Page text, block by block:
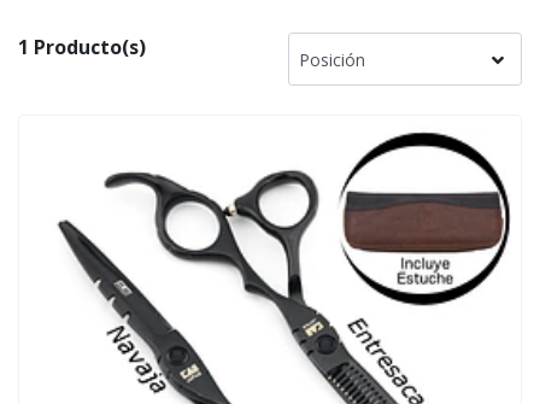
1 Producto(s)